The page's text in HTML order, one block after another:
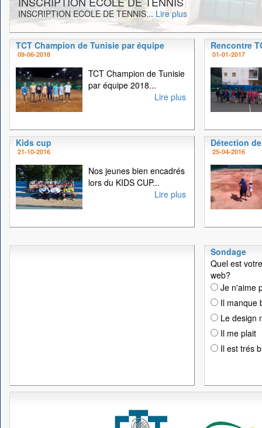
INSCRIPTION ECOLE DE TENNIS... Lire plus
TCT Champion de Tunisie par équipe
09-06-2018
TCT Champion de Tunisie
par équipe 2018...
Lire plus
Rencontre
01-01-2017
Kids cup
21-10-2016
Nos jeunes bien encadrés
lors du KIDS CUP...
Lire plus
Détection
25-04-2016
Sondage
Quel est
web?
Je n'aime
Il manque
Le design
Il me plait
Il est trés